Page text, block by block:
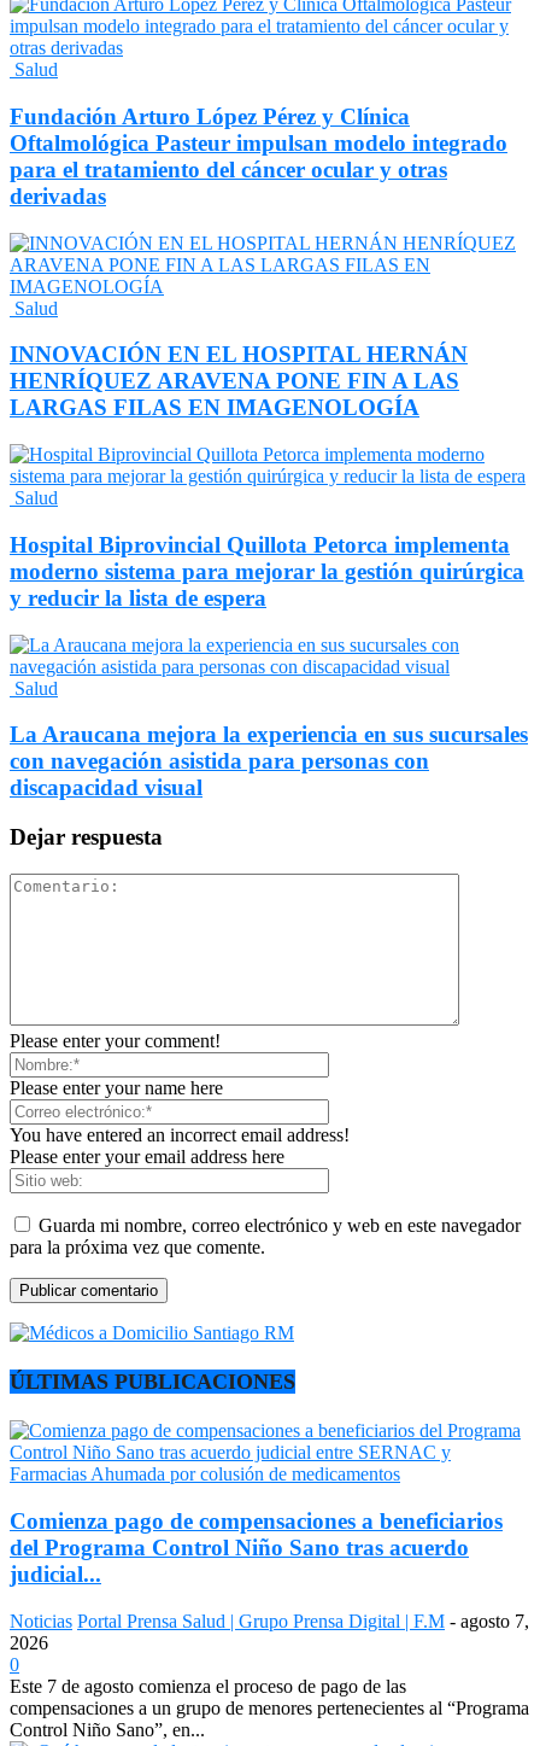
Salud
Fundación Arturo López Pérez y Clínica
Oftalmológica Pasteur impulsan modelo integrado
para el tratamiento del cáncer ocular y otras
derivadas
Salud
INNOVACIÓN EN EL HOSPITAL HERNÁN
HENRÍQUEZ ARAVENA PONE FIN A LAS
LARGAS FILAS EN IMAGENOLOGÍA
Salud
Hospital Biprovincial Quillota Petorca implementa
moderno sistema para mejorar la gestión quirúrgica
y reducir la lista de espera
Salud
La Araucana mejora la experiencia en sus sucursales
con navegación asistida para personas con
discapacidad visual
Dejar respuesta
Please enter your comment!
Please enter your name here
You have entered an incorrect email address!
Please enter your email address here
Guarda mi nombre, correo electrónico y web en este navegador
para la próxima vez que comente.
ÚLTIMAS PUBLICACIONES
Comienza pago de compensaciones a beneficiarios
del Programa Control Niño Sano tras acuerdo
judicial...
Noticias Portal Prensa Salud | Grupo Prensa Digital | F.M - agosto 7,
2026
0
Este 7 de agosto comienza el proceso de pago de las
compensaciones a un grupo de menores pertenecientes al “Programa
Control Niño Sano”, en...